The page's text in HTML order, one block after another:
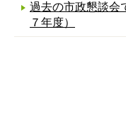
過去の市政懇談会
７年度）